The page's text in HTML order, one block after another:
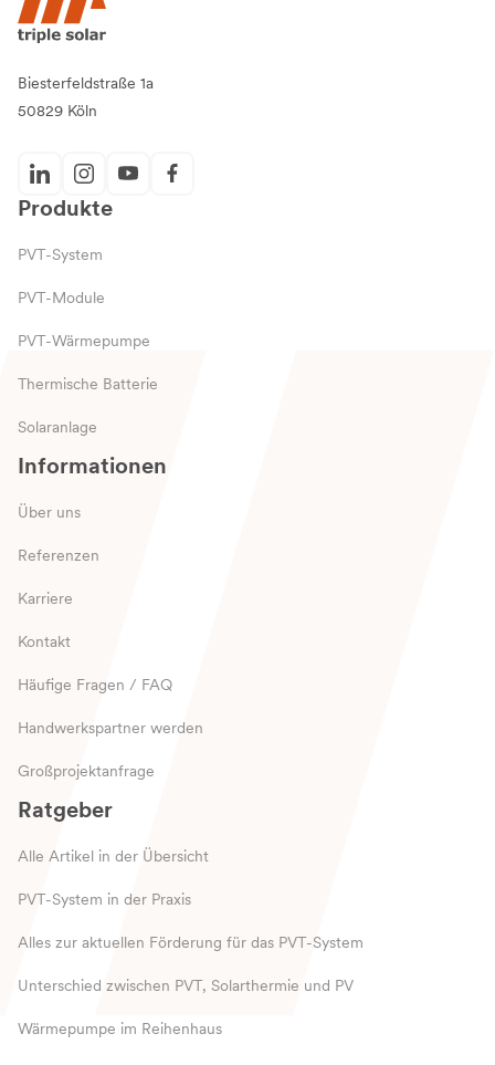
Biesterfeldstraße 1a
50829 Köln
Produkte
PVT-System
PVT-Module
PVT-Wärmepumpe
Thermische Batterie
Solaranlage
Informationen
Über uns
Referenzen
Karriere
Kontakt
Häufige Fragen / FAQ
Handwerkspartner werden
Großprojektanfrage
Ratgeber
Alle Artikel in der Übersicht
PVT-System in der Praxis
Alles zur aktuellen Förderung für das PVT-System
Unterschied zwischen PVT, Solarthermie und PV
Wärmepumpe im Reihenhaus